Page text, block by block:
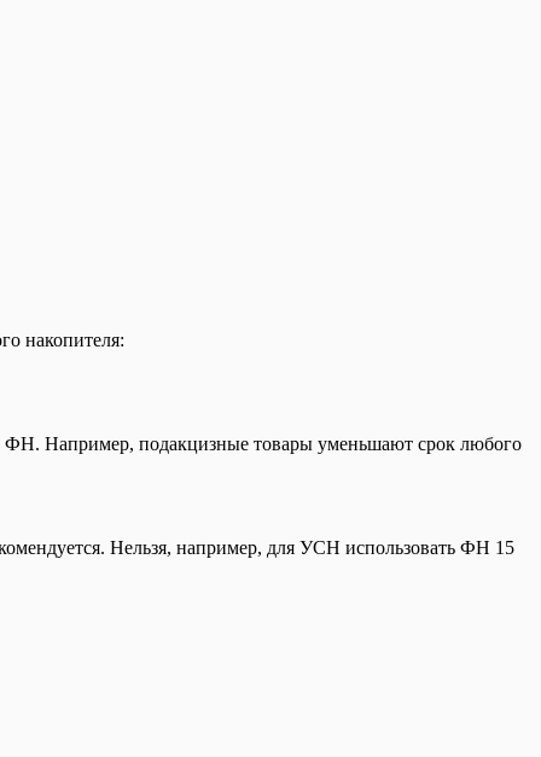
накопителя:
Например, подакцизные товары уменьшают срок любого
Нельзя, например, для УСН использовать ФН 15